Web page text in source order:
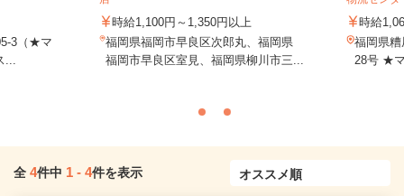
3（★マ
時給1,100円～1,350円以上
福岡県福岡市早良区次郎丸、福岡県
福岡市早良区室見、福岡県柳川市三...
時給
福岡県糟
28号 ★
全 4件中 1 - 4件を表示